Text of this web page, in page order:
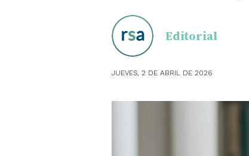
Editorial
JUEVES, 2 DE ABRIL DE 2026